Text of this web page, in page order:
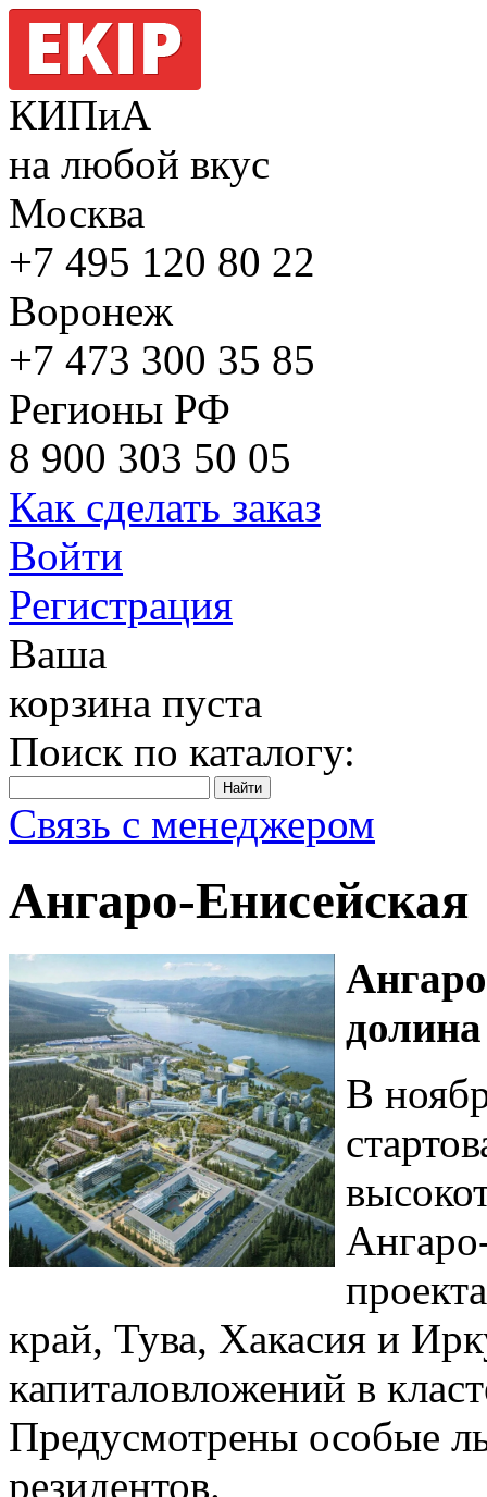
КИПиА
на любой вкус
Москва
+7 495 120 80 22
Воронеж
+7 473 300 35 85
Регионы РФ
8 900 303 50 05
Как сделать заказ
Войти
Регистрация
Ваша
корзина пуста
Поиск по каталогу:
Связь с менеджером
Ангаро-
долина
В
край, Тува, Хакасия и
капиталовложений в
Предусмотрены особые
резидентов.